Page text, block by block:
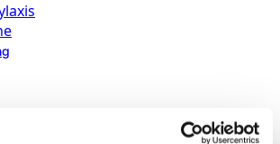
für Dr. med. Urs Schneider